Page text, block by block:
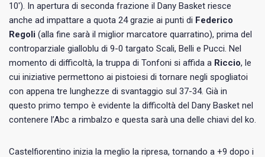
10′). In apertura di seconda frazione il Dany Basket riesce
anche ad impattare a quota 24 grazie ai punti di Federico
Regoli (alla fine sarà il miglior marcatore quarratino), prima del
controparziale gialloblu di 9-0 targato Scali, Belli e Pucci. Nel
momento di difficoltà, la truppa di Tonfoni si affida a Riccio, le
cui iniziative permettono ai pistoiesi di tornare negli spogliatoi
con appena tre lunghezze di svantaggio sul 37-34. Già in
questo primo tempo è evidente la difficoltà del Dany Basket nel
contenere l’Abc a rimbalzo e questa sarà una delle chiavi del ko.
Castelfiorentino inizia la meglio la ripresa, tornando a +9 dopo i